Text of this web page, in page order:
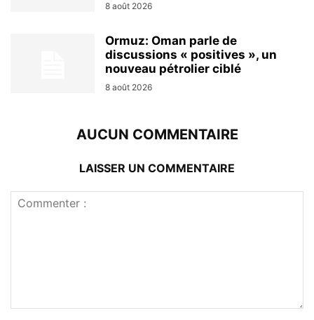
8 août 2026
Ormuz: Oman parle de
discussions « positives », un
nouveau pétrolier ciblé
8 août 2026
AUCUN COMMENTAIRE
LAISSER UN COMMENTAIRE